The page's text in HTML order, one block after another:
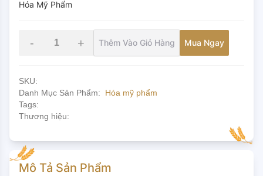
Hóa Mỹ Phẩm
- + Thêm Vào Giỏ Hàng Mua Ngay
SKU:
Danh Mục Sản Phẩm:
Hóa mỹ phẩm
Tags:
Thương hiệu:
Mô Tả Sản Phẩm